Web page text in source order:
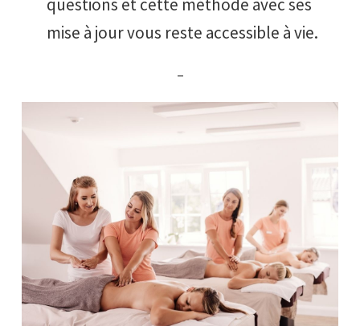
questions et cette méthode avec ses
mise à jour vous reste accessible à vie.
–